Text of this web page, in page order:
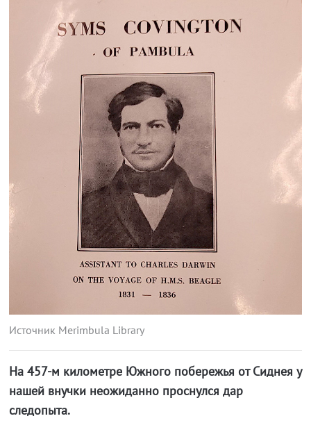
Источник Merimbula Library
На 457-м километре Южного побережья от Сиднея у
нашей внучки неожиданно проснулся дар
следопыта.